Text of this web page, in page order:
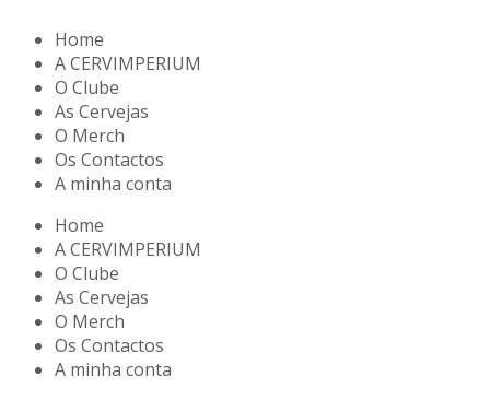
Home
A CERVIMPERIUM
O Clube
As Cervejas
O Merch
Os Contactos
A minha conta
Home
A CERVIMPERIUM
O Clube
As Cervejas
O Merch
Os Contactos
A minha conta